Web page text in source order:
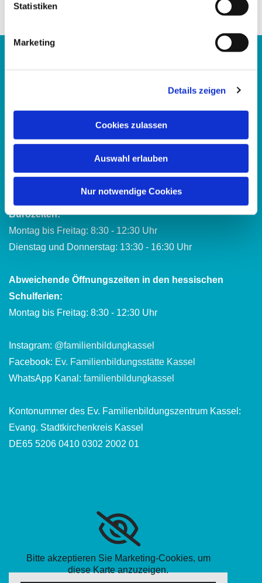
Statistiken
Marketing
Details zeigen
Cookies zulassen
Auswahl erlauben
Nur notwendige Cookies
Hupfeldstraße 21
E-Mail:
Bürozeiten:
Montag bis Freitag: 8:30 - 12:30 Uhr
Dienstag und Donnerstag: 13:30 - 16:30 Uhr
Abweichende Öffnungszeiten in den hessischen
Schulferien:
Montag bis Freitag: 8:30 - 12:30 Uhr
Instagram: @familienbildungkassel
Facebook: Ev. Familienbildungsstätte Kassel
WhatsApp Kanal: familienbildungkassel
Kontonummer des Ev. Familienbildungszentrum Kassel:
Evang. Stadtkirchenkreis Kassel
DE65 5206 0410 0302 2002 01
Bitte akzeptieren Sie Marketing-Cookies, um
diese Karte anzuzeigen.